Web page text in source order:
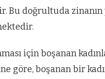
doğrultuda zinanın
için boşanan
göre, boşanan bir